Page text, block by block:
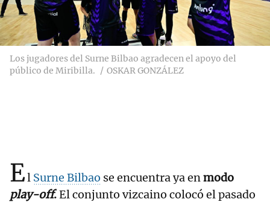
Los jugadores del Surne Bilbao agradecen el apoyo del
público de Miribilla.
OSKAR GONZÁLEZ
El Surne Bilbao se encuentra ya enmodo
play-off.El conjunto vizcaino colocó el pasado